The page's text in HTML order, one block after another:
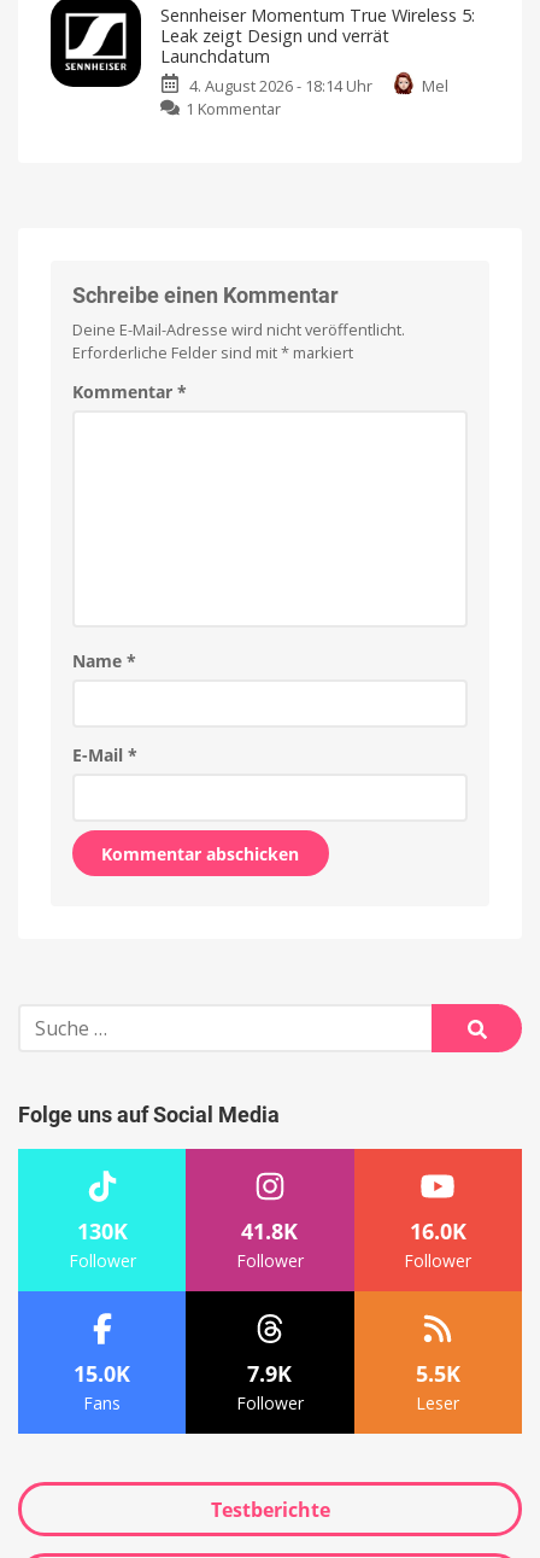
mit
Apple
Home
Markt
Preis
noch
offen
Pro:
Open-
Kopfhörer
gestützter
Clear
Technology
Sennheiser Momentum True Wireless 5:
Leak zeigt Design und verrät
Launchdatum
4. August 2026 - 18:14 Uhr
Mel
1 Kommentar
Design
verrät
Launchdatum
Schreibe einen Kommentar
Deine E-Mail-Adresse wird nicht veröffentlicht.
Erforderliche Felder sind mit* markiert
Kommentar *
Name *
E-Mail *
Suche
nach:
Suche
Folge uns auf Social Media
130K
Follower
41.8K
Follower
16.0K
Follower
15.0K
Fans
7.9K
Follower
5.5K
Leser
Testberichte